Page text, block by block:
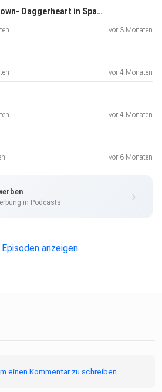
Drucke bemalen 03:00:08.230 Inch
The New Unknown- Daggerheart in Space
vor 3 Monaten
vor 4 Monaten
vor 4 Monaten
vor 6 Monaten
in Podcasts.
anzeigen
einen Kommentar zu schreiben.